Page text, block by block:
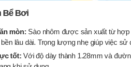
Bể Bơi
mòn: Sào nhôm được sản xuất từ
lâu dài. Trọng lượng nhẹ giúp việc sử
tốt:Với độ dày thành 1.28mm và